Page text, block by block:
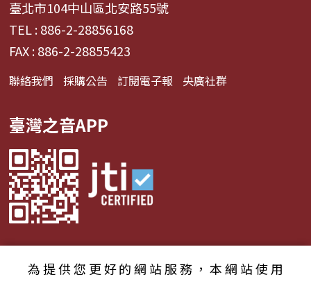
臺北市104中山區北安路55號
TEL : 886-2-28856168
FAX : 886-2-28855423
聯絡我們 採購公告 訂閱電子報 央廣社群
臺灣之音APP
為提供您更好的網站服務，本網站使用